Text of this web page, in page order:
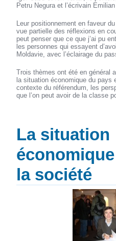
Petru Negura et l’écrivain
Leur positionnement en faveur
vue partielle des réflexions en
peut penser que ce que j’ai pu
les personnes qui essayent
Moldavie, avec l’éclairage du
Trois thèmes ont été en général
la situation économique du pays
contexte du référendum, les
que l’on peut avoir de la classe
La situation
la société